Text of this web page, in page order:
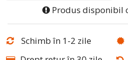
Produs disponibil
Schimb în 1-2 zile